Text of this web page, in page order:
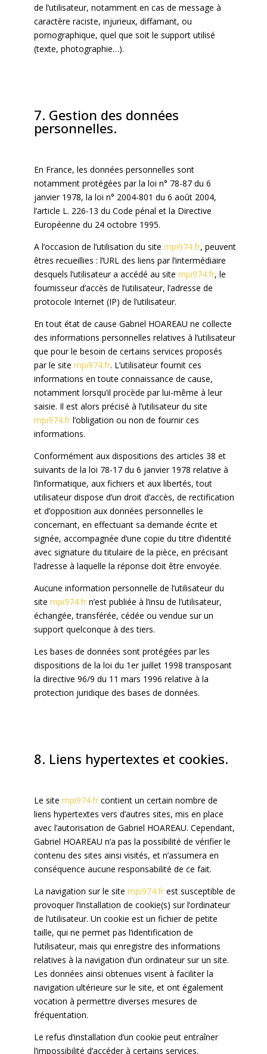
de l’utilisateur, notamment en cas de message à
caractère raciste, injurieux, diffamant, ou
pornographique, quel que soit le support utilisé
(texte, photographie…).
7. Gestion des données
personnelles.
En France, les données personnelles sont
notamment protégées par la loi n° 78-87 du 6
janvier 1978, la loi n° 2004-801 du 6 août 2004,
l’article L. 226-13 du Code pénal et la Directive
Européenne du 24 octobre 1995.
A l’occasion de l’utilisation du site mpi974.fr, peuvent
êtres recueillies : l’URL des liens par l’intermédiaire
desquels l’utilisateur a accédé au site mpi974.fr, le
fournisseur d’accès de l’utilisateur, l’adresse de
protocole Internet (IP) de l’utilisateur.
En tout état de cause Gabriel HOAREAU ne collecte
des informations personnelles relatives à l’utilisateur
que pour le besoin de certains services proposés
par le site mpi974.fr. L’utilisateur fournit ces
informations en toute connaissance de cause,
notamment lorsqu’il procède par lui-même à leur
saisie. Il est alors précisé à l’utilisateur du site
mpi974.fr l’obligation ou non de fournir ces
informations.
Conformément aux dispositions des articles 38 et
suivants de la loi 78-17 du 6 janvier 1978 relative à
l’informatique, aux fichiers et aux libertés, tout
utilisateur dispose d’un droit d’accès, de rectification
et d’opposition aux données personnelles le
concernant, en effectuant sa demande écrite et
signée, accompagnée d’une copie du titre d’identité
avec signature du titulaire de la pièce, en précisant
l’adresse à laquelle la réponse doit être envoyée.
Aucune information personnelle de l’utilisateur du
site mpi974.fr n’est publiée à l’insu de l’utilisateur,
échangée, transférée, cédée ou vendue sur un
support quelconque à des tiers.
Les bases de données sont protégées par les
dispositions de la loi du 1er juillet 1998 transposant
la directive 96/9 du 11 mars 1996 relative à la
protection juridique des bases de données.
8. Liens hypertextes et cookies.
Le site mpi974.fr contient un certain nombre de
liens hypertextes vers d’autres sites, mis en place
avec l’autorisation de Gabriel HOAREAU. Cependant,
Gabriel HOAREAU n’a pas la possibilité de vérifier le
contenu des sites ainsi visités, et n’assumera en
conséquence aucune responsabilité de ce fait.
La navigation sur le site mpi974.fr est susceptible de
provoquer l’installation de cookie(s) sur l’ordinateur
de l’utilisateur. Un cookie est un fichier de petite
taille, qui ne permet pas l’identification de
l’utilisateur, mais qui enregistre des informations
relatives à la navigation d’un ordinateur sur un site.
Les données ainsi obtenues visent à faciliter la
navigation ultérieure sur le site, et ont également
vocation à permettre diverses mesures de
fréquentation.
Le refus d’installation d’un cookie peut entraîner
l’impossibilité d’accéder à certains services.